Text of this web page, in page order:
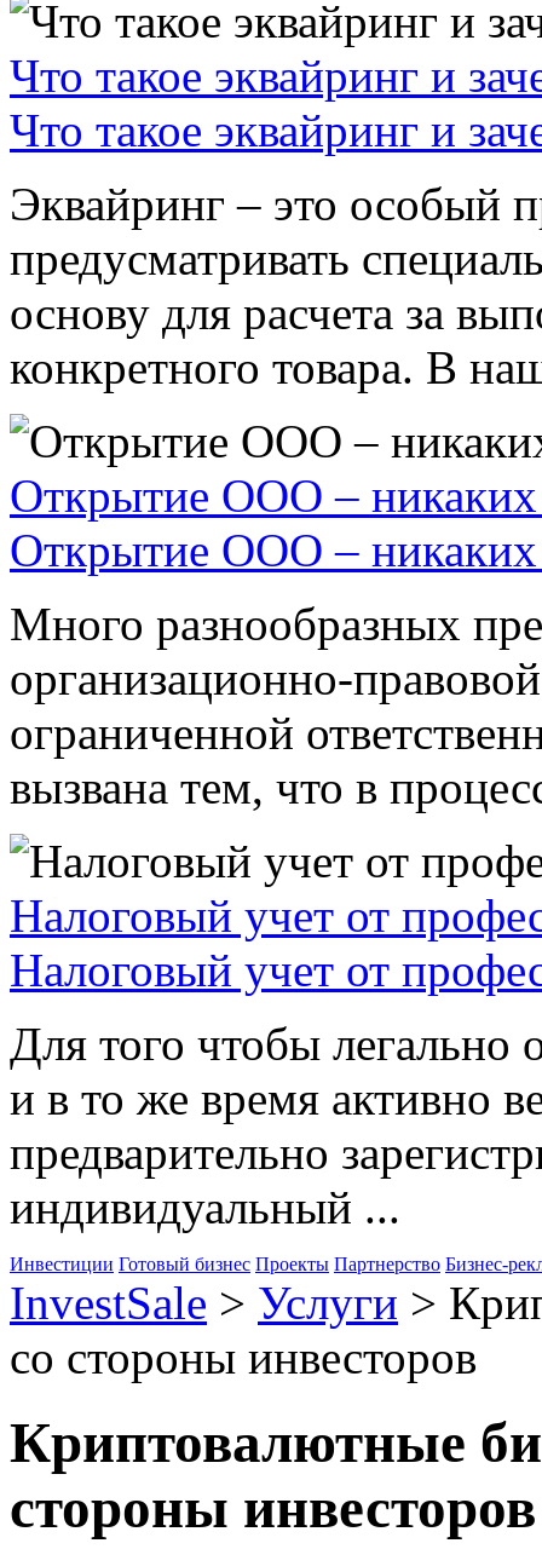
Что такое эквайринг и
Что такое эквайринг и
Эквайринг – это особый
предусматривать
основу для расчета за
конкретного товара. В
Открытие ООО – никаких
Открытие ООО – никаких
Много разнообразных
организационно-
ограниченной
вызвана тем, что в
Налоговый учет от
Налоговый учет от
Для того чтобы легально
и в то же время активно
предварительно
индивидуальный ...
Инвестиции Готовый бизнес Проекты Партнерство Бизнес-
InvestSale > Услуги >
со стороны инвесторов
Криптовалютные
стороны инвесторов